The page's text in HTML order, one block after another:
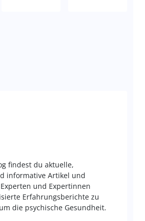
findest du aktuelle,
informative Artikel und
und Expertinnen
Erfahrungsberichte zu
die psychische Gesundheit.